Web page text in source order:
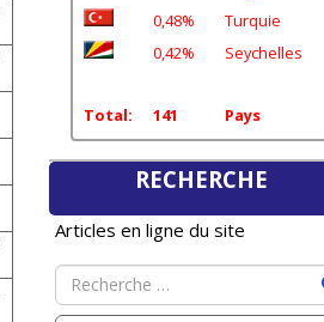
0,48%
Turquie
0,42%
Seychelles
Total: 141 Pays
RECHERCHE
Articles en ligne du site